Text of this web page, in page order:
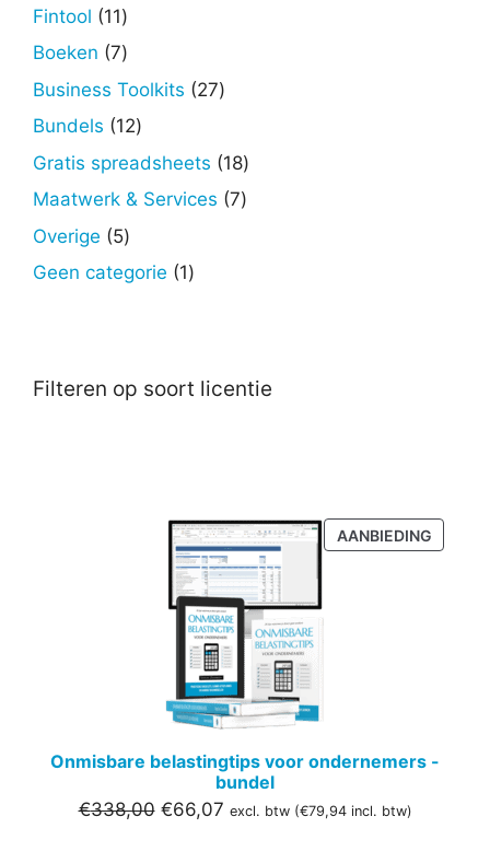
Fintool 1111
producten
Boeken 77
producten
Business Toolkits 2727
Bundels 1212
producten
Gratis spreadsheets 1818
producten
Maatwerk & Services 77
Overige 55
producten
Geen categorie 11
Filteren op soort licentie
AANBIEDING
IN
Onmisbare belastingtips voor ondernemers -
bundel
€338,00 Oorspronkelijke
€66,07Huidige
excl. btw (€79,94incl. btw)